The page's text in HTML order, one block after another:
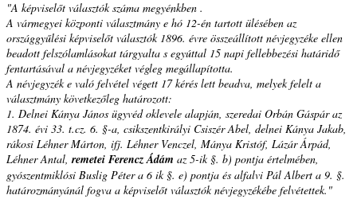
"A képviselőt választók száma megyénkben .
A vármegyei központi választmány e hó 12-én tartott ülésében az
országgyűlési képviselőt választók 1896. évre összeállított névjegyzéke ellen
beadott felszólamlásokat tárgyalta s egyúttal 15 napi fellebbezési határidő
fentartásával a névjegyzéket végleg megállapította.
A névjegyzék e való felvétel végett 17 kérés lett beadva, melyek felelt a
választmány következőleg határozott:
1. Delnei Kánya János ügyvéd oklevele alapján, szeredai Orbán Gáspár az
1874. évi 33. t.cz. 6. §-a, csikszentkirályi Csiszér Abel, delnei Kánya Jakab,
rákosi Léhner Márton, ifj. Léhner Venczel, Mánya Kristóf, Lázár Árpád,
Léhner Antal,remetei Ferencz Ádám az 5-ik §. b) pontja értelmében,
gyószentmiklósi Buslig Péter a 6 ik §. e) pontja és alfalvi Pál Albert a 9. §.
határozmányánál fogva a képviselőt választók névjegyzékébe felvétettek."